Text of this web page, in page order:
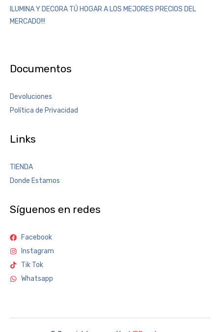
ILUMINA Y DECORA TÚ HOGAR A LOS MEJORES PRECIOS DEL
MERCADO!!!
Documentos
Devoluciones
Política de Privacidad
Links
TIENDA
Donde Estamos
Síguenos en redes
Facebook
Instagram
Tik Tok
Whatsapp